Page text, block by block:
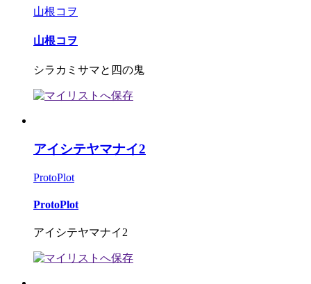
山根コヲ
山根コヲ
シラカミサマと四の鬼
アイシテヤマナイ2
ProtoPlot
ProtoPlot
アイシテヤマナイ2